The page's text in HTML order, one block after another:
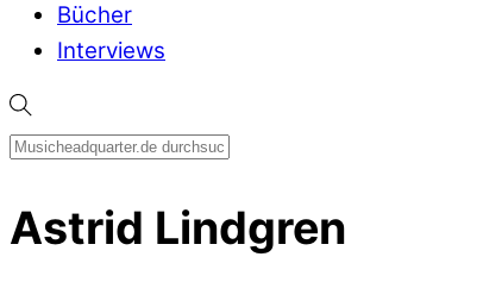
Bücher
Interviews
Astrid Lindgren